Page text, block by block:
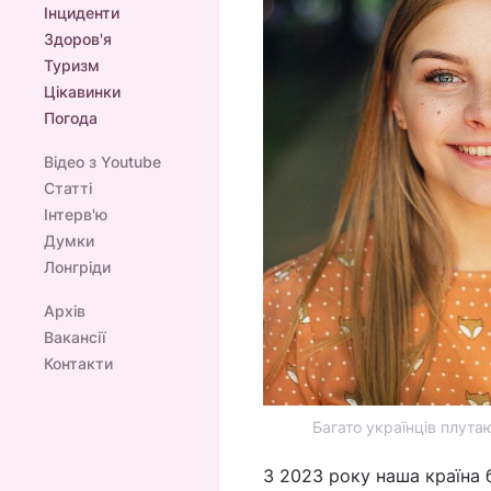
Інциденти
Здоров'я
Туризм
Цікавинки
Погода
Відео з Youtube
Статті
Інтерв'ю
Думки
Лонгріди
Архів
Вакансії
Контакти
Багато українців
З 2023 року наша країна